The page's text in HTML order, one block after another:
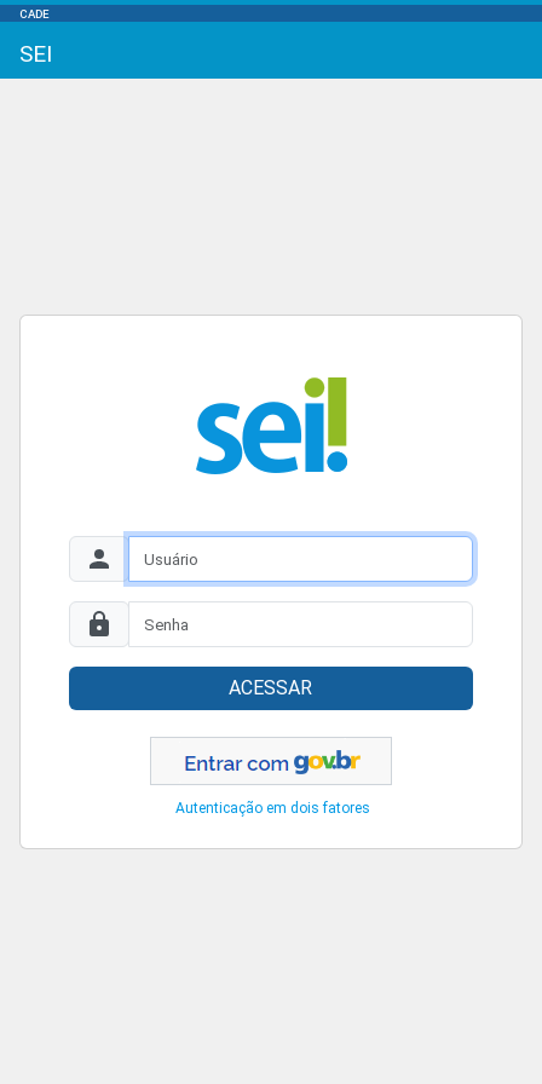
CADE
SEI
ACESSAR
Autenticação em dois fatores